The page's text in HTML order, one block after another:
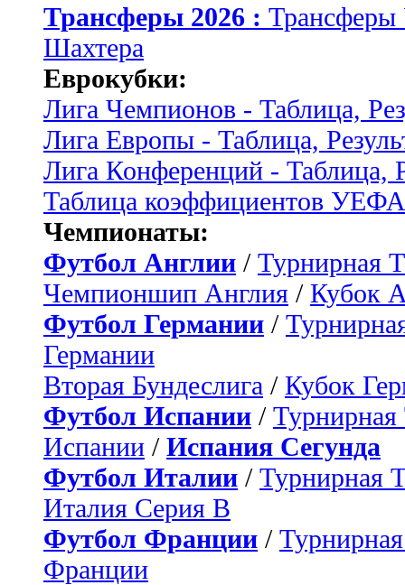
Трансферы 2026 :
Шахтера
Еврокубки:
Лига Чемпионов - Таблица,
Лига Европы - Таблица,
Лига Конференций - Таблица,
Таблица коэффициентов УЕФА
Чемпионаты:
Футбол Англии / Турнирная
Чемпионшип Англия / Кубок
Футбол Германии /
Германии
Вторая Бундеслига / Кубок
Футбол Испании / Турнирная
Испании / Испания Сегунда
Футбол Италии / Турнирная
Италия Серия B
Футбол Франции /
Франции